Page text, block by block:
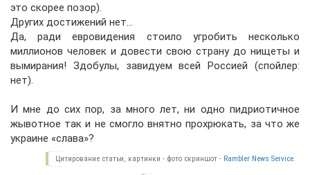
это скорее позор).
Других достижений нет...
Да, ради евровидения стоило угробить несколько
миллионов человек и довести свою страну до нищеты и
вымирания! Здобулы, завидуем всей Россией (спойлер:
нет).
И мне до сих пор, за много лет, ни одно пидриотичное
жывотное так и не смогло внятно прохрюкать, за что же
украине «слава»?
Цитирование статьи, картинки - фото скриншот - Rambler News Service.